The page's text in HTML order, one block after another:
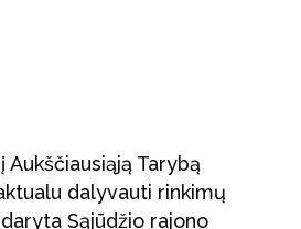
Tarybą
dalyvauti rinkimų
Sąjūdžio rajono